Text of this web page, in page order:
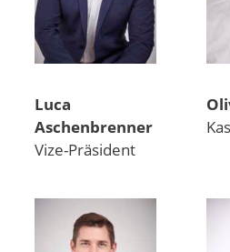
Luca
Aschenbrenner
Vize-Präsident